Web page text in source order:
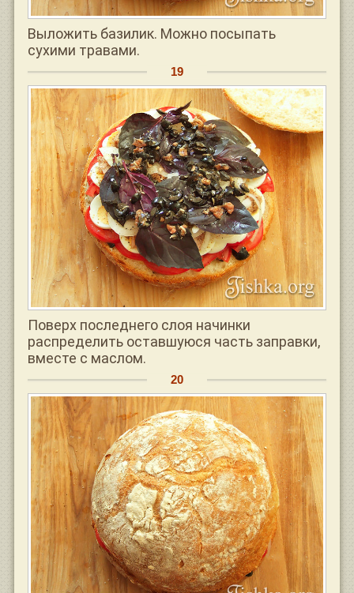
Выложить базилик. Можно посыпать
сухими травами.
Поверх последнего слоя начинки
распределить оставшуюся часть заправки,
вместе с маслом.